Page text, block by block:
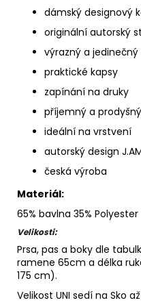
dámský designový
originální autorský
výrazný a jedinečný
praktické kapsy
zapínání na druky
příjemný a
ideální na vrstvení
autorský design
česká výroba
Materiál:
65% bavlna 35% Polyester
Velikosti:
Prsa, pas a boky dle
ramene 65cm a délka
175 cm).
Velikost UNI sedí na Sko až